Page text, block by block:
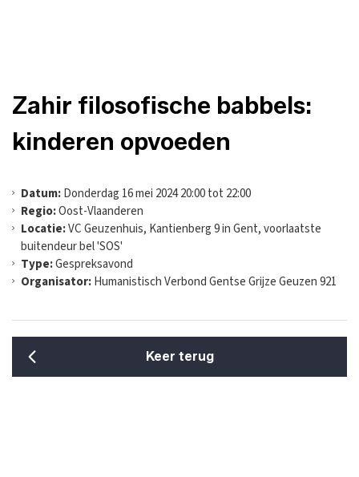
Zahir filosofische babbels:
kinderen opvoeden
Datum:Donderdag 16 mei 2024 20:00 tot 22:00
Regio:Oost-Vlaanderen
Locatie:VC Geuzenhuis, Kantienberg 9 in Gent, voorlaatste
buitendeur bel 'SOS'
Type:Gespreksavond
Organisator:Humanistisch Verbond Gentse Grijze Geuzen 921
Keer terug